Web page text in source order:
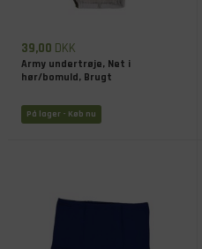
39,00 DKK
Army undertrøje, Net i
hør/bomuld, Brugt
På lager - Køb nu